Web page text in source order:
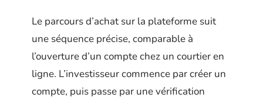
Le parcours d’achat sur la plateforme suit
une séquence précise, comparable à
l’ouverture d’un compte chez un courtier en
ligne. L’investisseur commence par créer un
compte, puis passe par une vérification